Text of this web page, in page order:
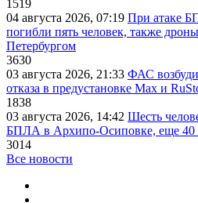
1519
04 августа 2026, 07:19 При атаке
погибли пять человек, также
Петербургом
3630
03 августа 2026, 21:33 ФАС
отказа в предустановке Max и
1838
03 августа 2026, 14:42 Шесть
БПЛА в Архипо-Осиповке, еще 40
3014
Все новости